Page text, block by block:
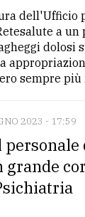
dell'Ufficio
a un
dolosi
sempre più
2023 - 17:59
grande